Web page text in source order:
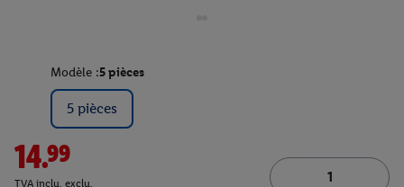
Modèle :5 pièces
5 pièces
14.99
TVA inclu. exclu.